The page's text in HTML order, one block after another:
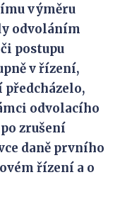
výměru
odvoláním
postupu
v řízení,
odvolacího
zrušení
daně prvního
řízení a o